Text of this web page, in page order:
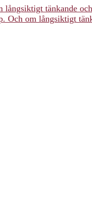
tänkande
Och om långsiktigt